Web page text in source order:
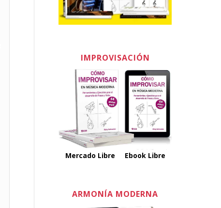
IMPROVISACIÓN
Mercado Libre Ebook Libre
ARMONÍA MODERNA